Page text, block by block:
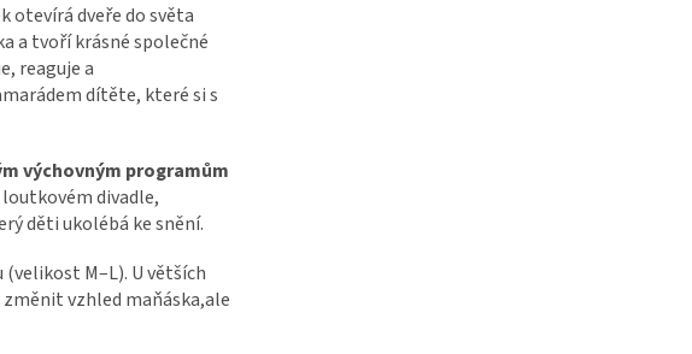
otevírá dveře do světa
a tvoří krásné společné
reaguje a
dítěte, které si s
výchovným programům
divadle,
děti ukolébá ke snění.
M–L). U větších
vzhled maňáska,ale